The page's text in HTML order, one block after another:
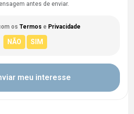
antes de enviar.
os Termos e Privacidade
meu interesse